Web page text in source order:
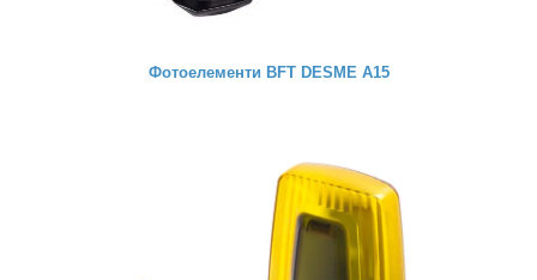
Фотоелементи BFT DESME A15